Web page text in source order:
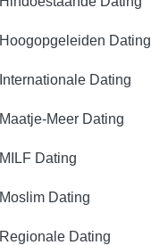
Hoogopgeleiden Dating
Internationale Dating
Maatje-Meer Dating
MILF Dating
Moslim Dating
Regionale Dating